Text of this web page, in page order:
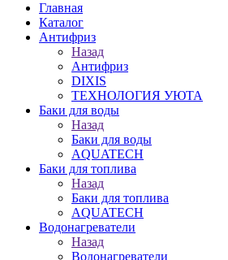
Главная
Каталог
Антифриз
Назад
Антифриз
DIXIS
ТЕХНОЛОГИЯ УЮТА
Баки для воды
Назад
Баки для воды
AQUATECH
Баки для топлива
Назад
Баки для топлива
AQUATECH
Водонагреватели
Назад
Водонагреватели